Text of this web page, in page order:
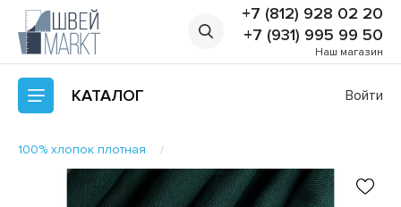
+7 (812) 928 02 20
+7 (931) 995 99 50
Наш магазин
КАТАЛОГ Войти
100% хлопок плотная